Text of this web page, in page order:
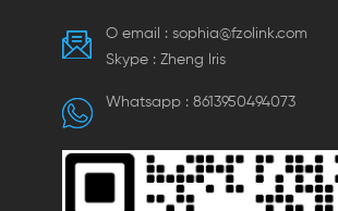
O email : sophia@fzolink.com
Skype : Zheng lris
Whatsapp : 8613950494073